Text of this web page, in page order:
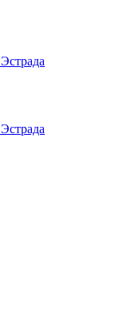
Эстрада
Эстрада